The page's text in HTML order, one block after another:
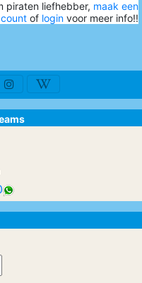
piraten liefhebber, maak een
of login voor meer info!!